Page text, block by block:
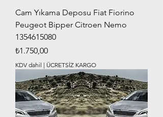
Cam Yıkama Deposu Fiat Fiorino
Peugeot Bipper Citroen Nemo
1354615080
Fiyat
₺1.750,00
KDV dahil | ÜCRETSİZ KARGO